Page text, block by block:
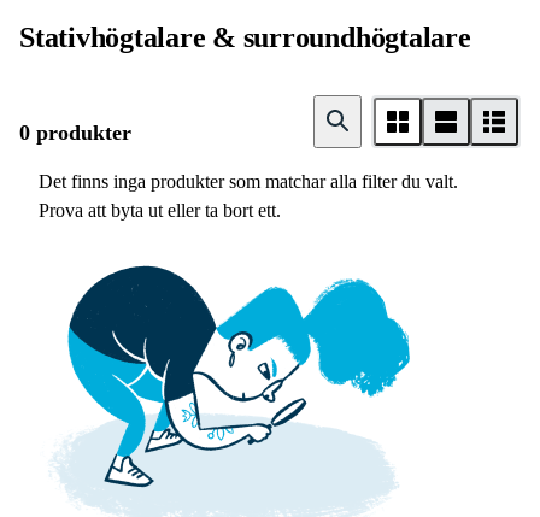
Stativhögtalare & surroundhögtalare
0 produkter
Det finns inga produkter som matchar alla filter du valt.
Prova att byta ut eller ta bort ett.